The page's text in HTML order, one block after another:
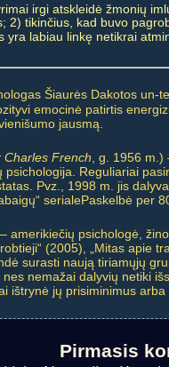
irgi atskleidė žmonių
2) tikinčius, kad buvo
yra labiau linkę netikrai
Šiaurės Dakotos un-
emocinė patirtis
jausmą.
Charles French , g. 1956
Reguliariai
Pvz., 1998 m. jis
serialePaskelbė per
amerikiečių psichologė,
(2005), „Mitas apie
surasti naują tiriamųjų
nemažai dalyvių netiki
ištrynė jų prisiminimus
Pirmasis